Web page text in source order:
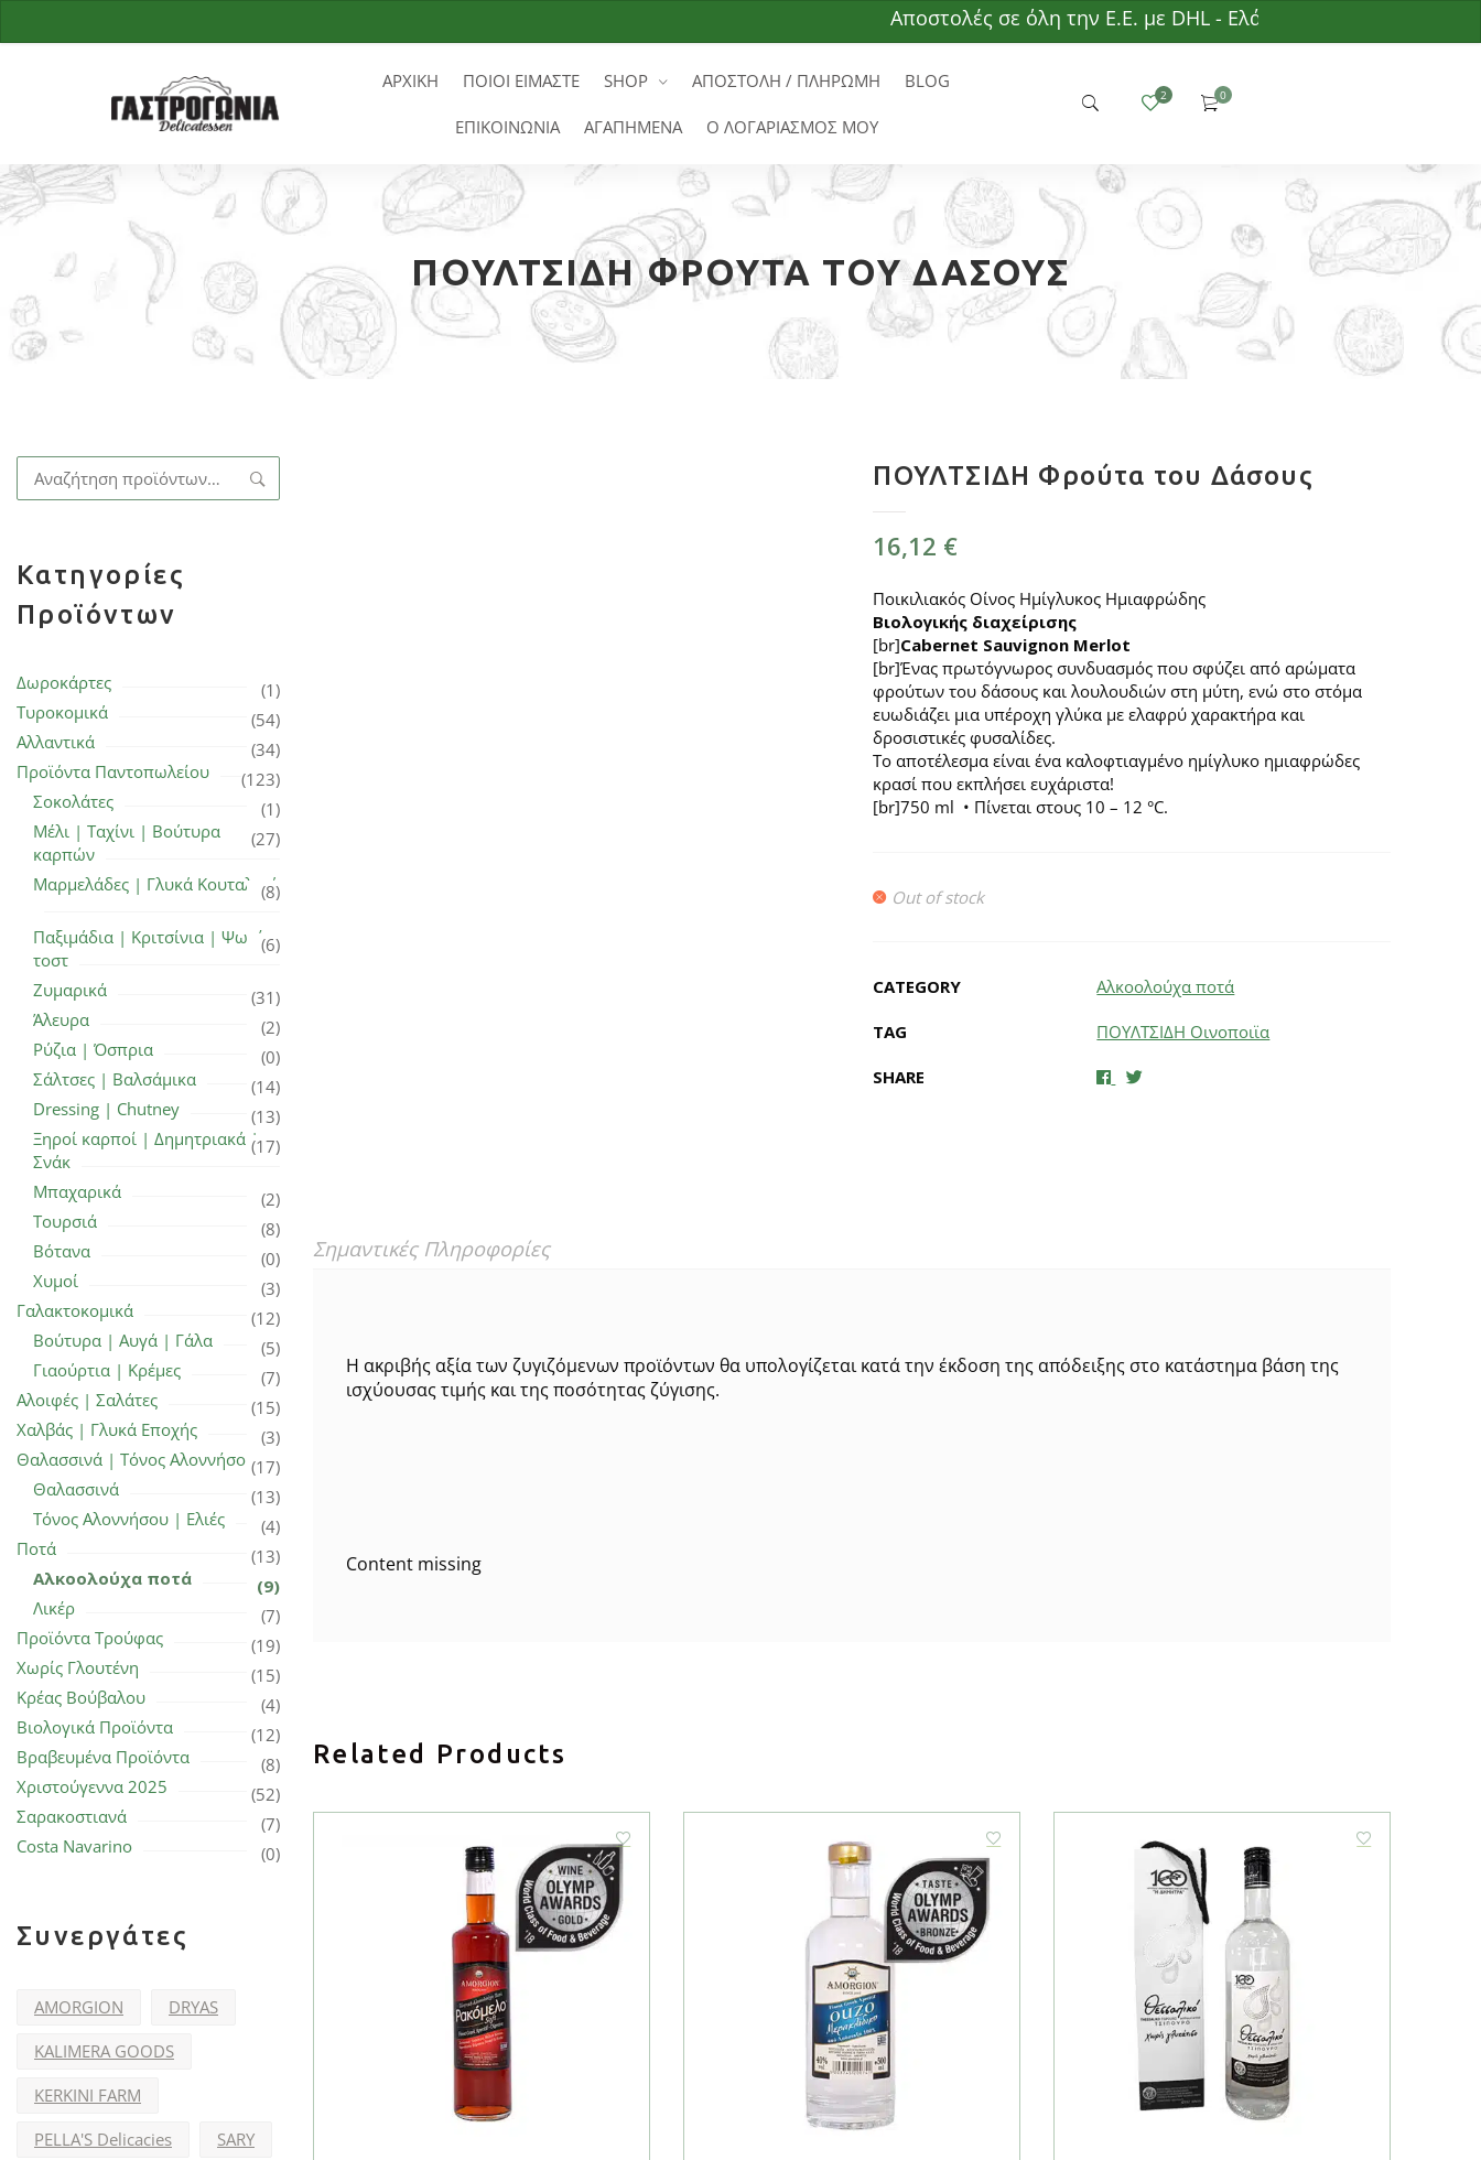
Αποστολές σε όλη την Ε.Ε. με DHL - Ελάχιστη παραγγελία 50€ -
ΑΡΧΙΚΗ ΠΟΙΟΙ ΕΙΜΑΣΤΕ SHOP ΑΠΟΣΤΟΛΗ / ΠΛΗΡΩΜΗ BLOG
ΕΠΙΚΟΙΝΩΝΙΑ ΑΓΑΠΗΜΕΝΑ Ο ΛΟΓΑΡΙΑΣΜΟΣ ΜΟΥ
ΠΟΥΛΤΣΙΔΗ ΦΡΟΎΤΑ ΤΟΥ ΔΆΣΟΥΣ
Αναζήτηση
για:
Κατηγορίες
Προϊόντων
Δωροκάρτες
(1)
Τυροκομικά
(54)
Αλλαντικά
(34)
Προϊόντα Παντοπωλείου
(123)
Σοκολάτες
(1)
Μέλι | Ταχίνι | Βούτυρα
καρπών
(27)
Μαρμελάδες | Γλυκά Κουταλιού
(8)
Παξιμάδια | Κριτσίνια | Ψωμί
τοστ
(6)
Ζυμαρικά
(31)
Άλευρα
(2)
Ρύζια | Όσπρια
(0)
Σάλτσες | Βαλσάμικα
(14)
Dressing | Chutney
(13)
Ξηροί καρποί | Δημητριακά |
Σνάκ
(17)
Μπαχαρικά
(2)
Τουρσιά
(8)
Βότανα
(0)
Χυμοί
(3)
Γαλακτοκομικά
(12)
Βούτυρα | Αυγά | Γάλα
(5)
Γιαούρτια | Κρέμες
(7)
Αλοιφές | Σαλάτες
(15)
Χαλβάς | Γλυκά Εποχής
(3)
Θαλασσινά | Τόνος Αλοννήσου(17)
Θαλασσινά
(13)
Τόνος Αλοννήσου | Ελιές
(4)
Ποτά
(13)
Αλκοολούχα ποτά
(9)
Λικέρ
(7)
Προϊόντα Τρούφας
(19)
Χωρίς Γλουτένη
(15)
Κρέας Βούβαλου
(4)
Βιολογικά Προϊόντα
(12)
Βραβευμένα Προϊόντα
(8)
Χριστούγεννα 2025
(52)
Σαρακοστιανά
(7)
Costa Navarino
(0)
Συνεργάτες
AMORGION
DRYAS
KALIMERA GOODS
KERKINI FARM
PELLA'S Delicacies
SARY
ΠΟΥΛΤΣΙΔΗ Φρούτα του Δάσους
16,12 €
Ποικιλιακός Οίνος Ημίγλυκος Ημιαφρώδης
Βιολογικής διαχείρισης
[br]Cabernet Sauvignon Merlot
[br]Ένας πρωτόγνωρος συνδυασμός που σφύζει από αρώματα
φρούτων του δάσους και λουλουδιών στη μύτη, ενώ στο στόμα
ευωδιάζει μια υπέροχη γλύκα με ελαφρύ χαρακτήρα και
δροσιστικές φυσαλίδες.
Το αποτέλεσμα είναι ένα καλοφτιαγμένο ημίγλυκο ημιαφρώδες
κρασί που εκπλήσει ευχάριστα!
[br]750 ml • Πίνεται στους 10 – 12 °C.
Out of stock
CATEGORY Αλκοολούχα ποτά
TAG ΠΟΥΛΤΣΙΔΗ Οινοποιϊα
SHARE
Σημαντικές Πληροφορίες
Η ακριβής αξία των ζυγιζόμενων προϊόντων θα υπολογίζεται κατά την έκδοση της απόδειξης στο κατάστημα βάση της
ισχύουσας τιμής και της ποσότητας ζύγισης.
Content missing
Related Products